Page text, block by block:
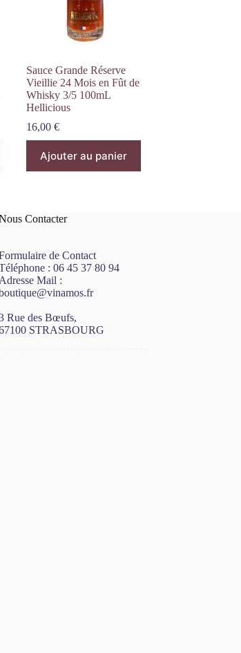
Sauce Grande Réserve
Vieillie 24 Mois en Fût de
Whisky 3/5 100mL
Hellicious
16,00€
Ajouter au panier
Contacter
de Contact
:06 45 37 80 94
Adresse Mail :
Rue des Bœufs,
STRASBOURG